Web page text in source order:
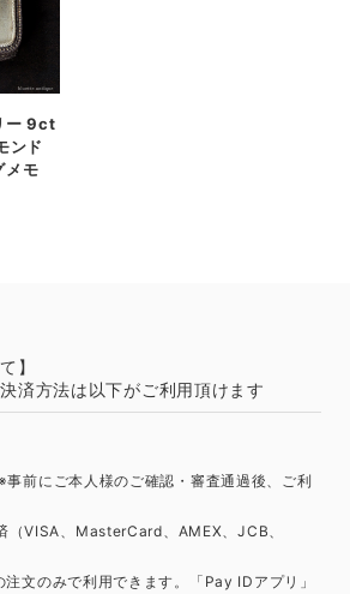
ー 9ct
ンド
メモ
】
済方法は以下がご利用頂けます
前にご本人様のご確認・審査通過後、ご利
（VISA、MasterCard、AMEX、JCB、
文のみで利用できます。「Pay IDアプリ」